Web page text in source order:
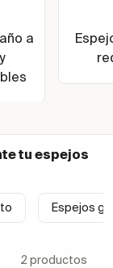
a
tu espejos
Espejos
2 productos